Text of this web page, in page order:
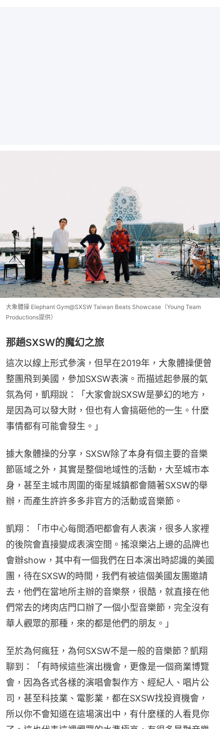
大象體操 Elephant Gym@SXSW Taiwan Beats Showcase（Young Team
Productions提供）
那趟SXSW的魔幻之旅
這次以線上形式參演，但早在2019年，大象體操便曾
整團飛到美國，參加SXSW表演。而描述起參展的氣
氛為何，凱翔說：「大家會說SXSW是夢幻的地方，
是因為可以發大財，但也有人會搞砸他的一生。什麼
事情都有可能會發生。」
據大象體操的分享，SXSW除了本身有個主要的音樂
節區域之外，其實是整個地域性的活動，大至城市本
身，甚至主城市周圍的衛星城鎮都會隨著SXSW的舉
辦，而產生許許多多非官方的活動或音樂節。
凱翔：「市中心每間酒吧都會有人表演，很多人家裡
的後院會直接變成表演空間。搖滾樂沾上邊的品牌也
會辦show，其中有一個我們在日本演出時認識的美國
團，待在SXSW的時間，我們有被這個美國友團邀請
去，他們在當地所主辦的音樂祭，很酷，就直接在他
們常去的烤肉店門口辦了一個小型音樂節，完全沒有
華人觀眾的那種，來的都是他們的朋友。」
至於為何瘋狂，為何SXSW不是一般的音樂節？凱翔
聊到：「有時候這些演出機會，更像是一個商業博覽
會，因為各式各樣的演唱會製作方、經紀人、唱片公
司，甚至科技業、電影業，都在SXSW找投資機會，
所以你不會知道在這場演出中，有什麼樣的人看見你